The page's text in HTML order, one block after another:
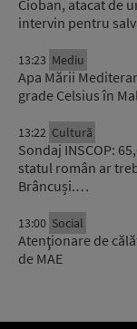
Cioban, atacat de
intervin pentru
13:23 Mediu
Apa Mării
grade Celsius în
13:22 Cultură
Sondaj INSCOP:
statul român ar
Brâncuși.…
13:00 Social
Atenţionare de
de MAE